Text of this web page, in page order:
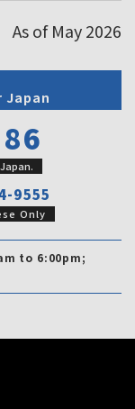
As of May 2026
Japan
9555
Only
to 6:00pm;